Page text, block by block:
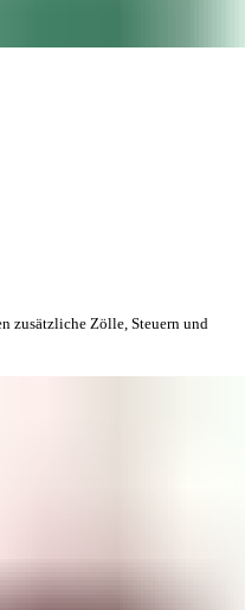
zusätzliche Zölle, Steuern und